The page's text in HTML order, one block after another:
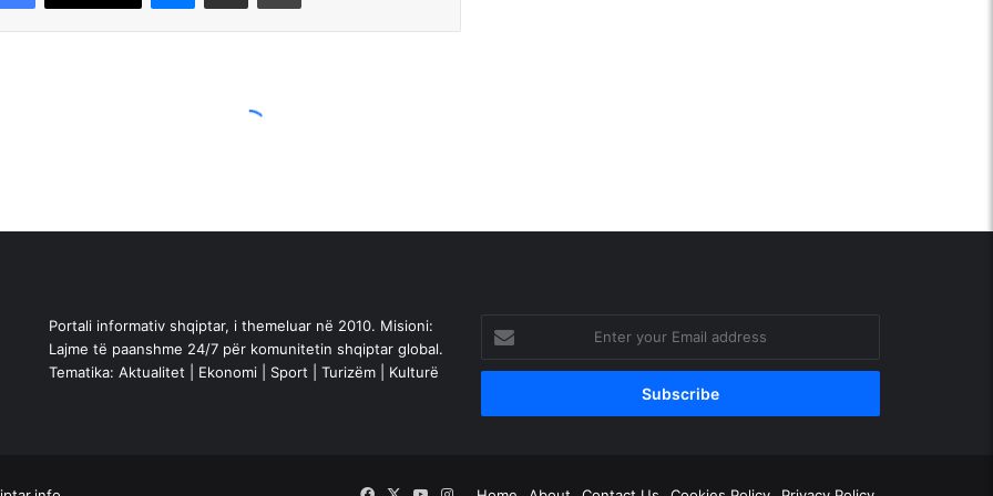
Portali informativ shqiptar, i themeluar në 2010. Misioni:
Lajme të paanshme 24/7 për komunitetin shqiptar global.
Tematika: Aktualitet | Ekonomi | Sport | Turizëm | Kulturë
your
Email